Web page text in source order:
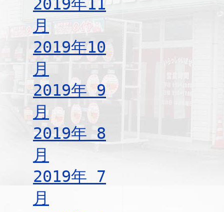
2019年11
月
2019年10
月
2019年 9
月
2019年 8
月
2019年 7
月